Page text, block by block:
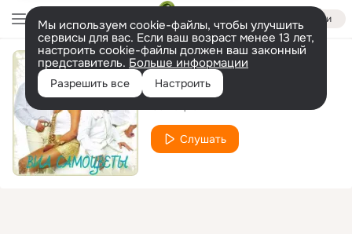
Войти
Мы используем cookie-файлы, чтобы улучшить
сервисы для вас. Если ваш возраст менее 13 лет,
настроить cookie-файлы должен ваш законный
представитель. Больше информации
Разрешить все Настроить
Mamma Maria
Слушать